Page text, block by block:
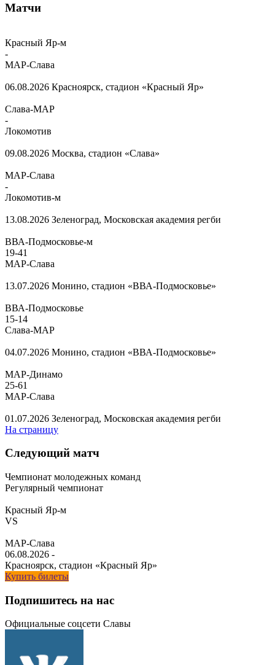
Матчи
Красный Яр-м
-
МАР-Слава
06.08.2026 Красноярск, стадион «Красный Яр»
Слава-МАР
-
Локомотив
09.08.2026 Москва, стадион «Слава»
МАР-Слава
-
Локомотив-м
13.08.2026 Зеленоград, Московская академия регби
ВВА-Подмосковье-м
19-41
МАР-Слава
13.07.2026 Монино, стадион «ВВА-Подмосковье»
ВВА-Подмосковье
15-14
Слава-МАР
04.07.2026 Монино, стадион «ВВА-Подмосковье»
МАР-Динамо
25-61
МАР-Слава
01.07.2026 Зеленоград, Московская академия регби
На страницу
Следующий матч
Чемпионат молодежных команд
Регулярный чемпионат
Красный Яр-м
VS
МАР-Слава
06.08.2026 -
Красноярск, стадион «Красный Яр»
Купить билеты
Подпишитесь на нас
Официальные соцсети Славы